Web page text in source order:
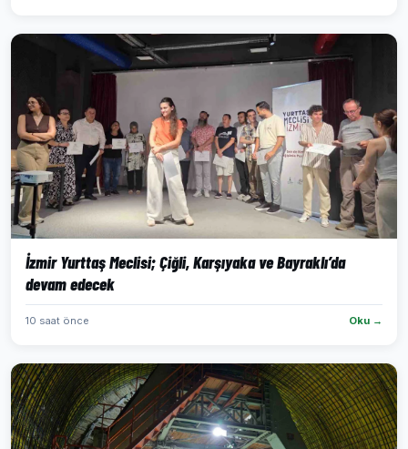
İzmir Yurttaş Meclisi; Çiğli, Karşıyaka ve Bayraklı’da
devam edecek
10 saat önce Oku →